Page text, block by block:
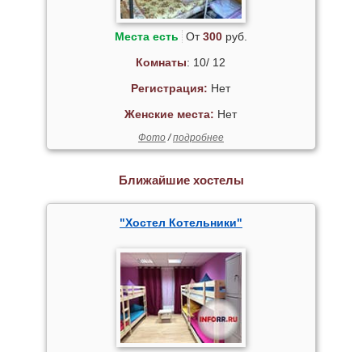
Места есть От300руб.
Комнаты: 10/ 12
Регистрация: Нет
Женские места: Нет
Фото/подробнее
Ближайшие хостелы
"Хостел Котельники"